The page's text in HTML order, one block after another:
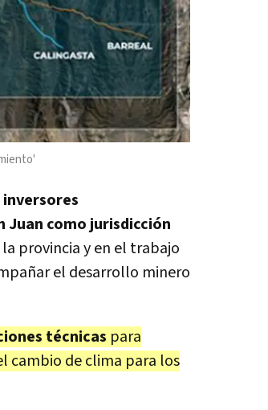
Juan como jurisdicción
provincia y en el trabajo
el desarrollo minero
técnicas para
cambio de clima para los